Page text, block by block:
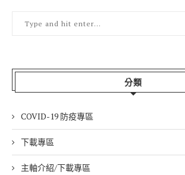
分類
COVID-19 防疫專區
下載專區
主軸介紹/下載專區